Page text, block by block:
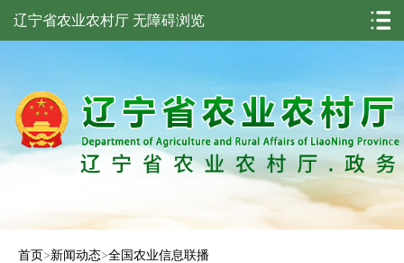
辽宁省农业农村厅 无障碍浏览
首页>新闻动态>全国农业信息联播